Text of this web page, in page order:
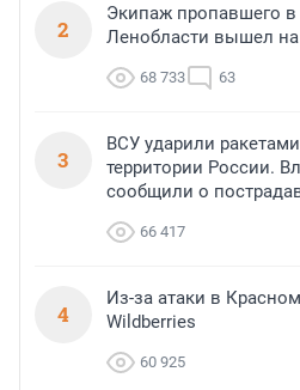
2
Экипаж пропавшего
Ленобласти вышел на
68 733 63
3
ВСУ ударили
территории России.
сообщили о
66 417
4
Из-за атаки в
Wildberries
60 925